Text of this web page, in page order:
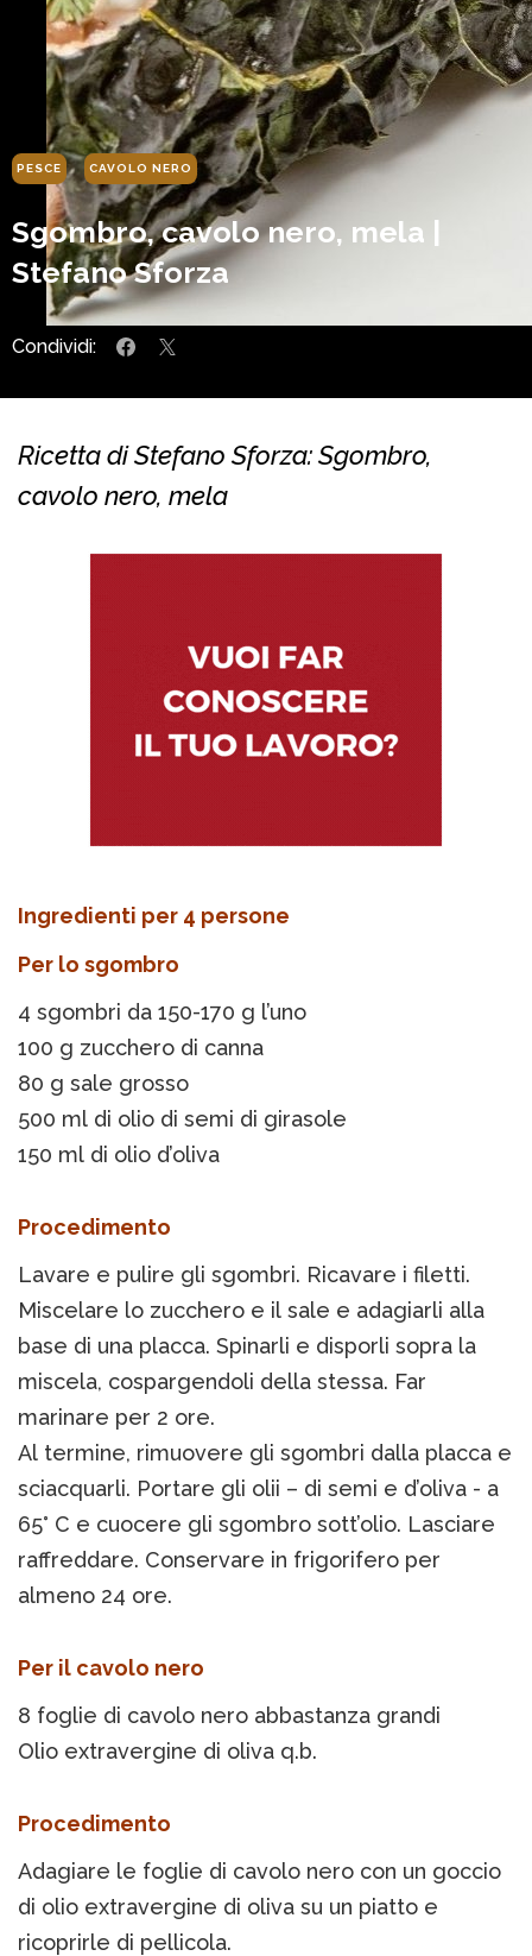
PESCE CAVOLO NERO
Sgombro, cavolo nero, mela |
Stefano Sforza
Condividi:
Ricetta di Stefano Sforza: Sgombro,
cavolo nero, mela
Ingredienti per 4 persone
Per lo sgombro
4 sgombri da 150-170 g l’uno
100 g zucchero di canna
80 g sale grosso
500 ml di olio di semi di girasole
150 ml di olio d’oliva
Procedimento
Lavare e pulire gli sgombri. Ricavare i filetti.
Miscelare lo zucchero e il sale e adagiarli alla
base di una placca. Spinarli e disporli sopra la
miscela, cospargendoli della stessa. Far
marinare per 2 ore.
Al termine, rimuovere gli sgombri dalla placca e
sciacquarli. Portare gli olii – di semi e d’oliva - a
65° C e cuocere gli sgombro sott’olio. Lasciare
raffreddare. Conservare in frigorifero per
almeno 24 ore.
Per il cavolo nero
8 foglie di cavolo nero abbastanza grandi
Olio extravergine di oliva q.b.
Procedimento
Adagiare le foglie di cavolo nero con un goccio
di olio extravergine di oliva su un piatto e
ricoprirle di pellicola.